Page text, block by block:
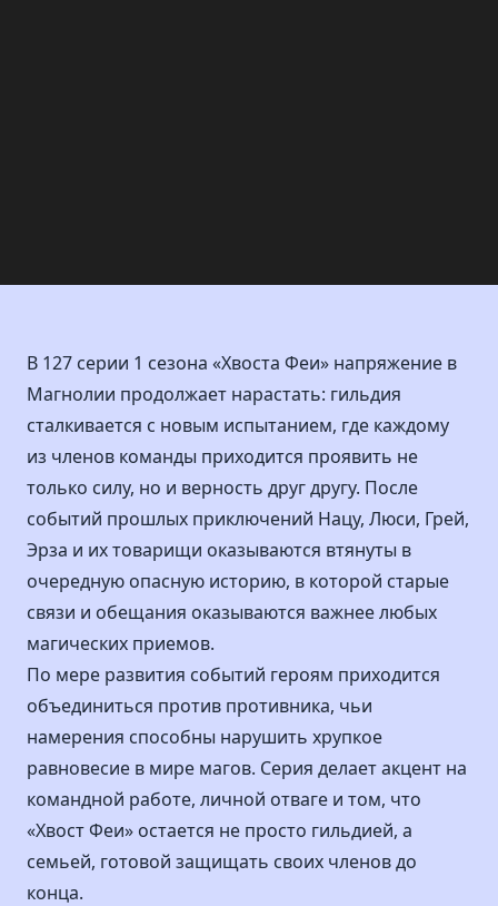
В 127 серии 1 сезона «Хвоста Феи» напряжение в
Магнолии продолжает нарастать: гильдия
сталкивается с новым испытанием, где каждому
из членов команды приходится проявить не
только силу, но и верность друг другу. После
событий прошлых приключений Нацу, Люси, Грей,
Эрза и их товарищи оказываются втянуты в
очередную опасную историю, в которой старые
связи и обещания оказываются важнее любых
магических приемов.
По мере развития событий героям приходится
объединиться против противника, чьи
намерения способны нарушить хрупкое
равновесие в мире магов. Серия делает акцент на
командной работе, личной отваге и том, что
«Хвост Феи» остается не просто гильдией, а
семьей, готовой защищать своих членов до
конца.